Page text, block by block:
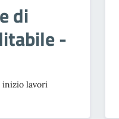
di
-
inizio lavori